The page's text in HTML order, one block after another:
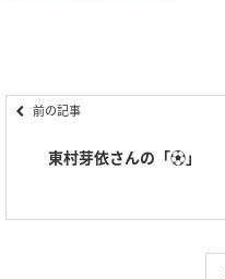
前の記事
東村芽依さんの「⚽️」